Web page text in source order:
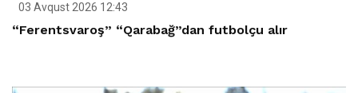
03 Avqust 2026 12:43
“Ferentsvaroş” “Qarabağ”dan futbolçu alır